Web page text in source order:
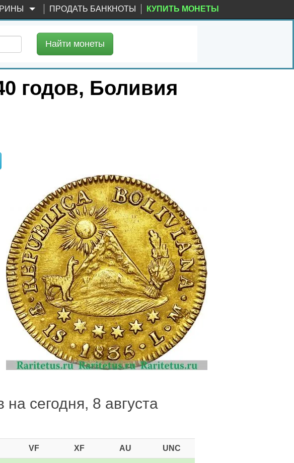
ПРОДАТЬ БАНКНОТЫ КУПИТЬ МОНЕТЫ
Найти монеты
годов, Боливия
сегодня, 8 августа
VF XF AU UNC